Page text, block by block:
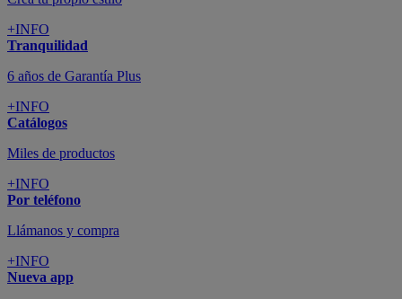
+INFO
Tranquilidad
6 años de Garantía Plus
+INFO
Catálogos
Miles de productos
+INFO
Por teléfono
Llámanos y compra
+INFO
Nueva app